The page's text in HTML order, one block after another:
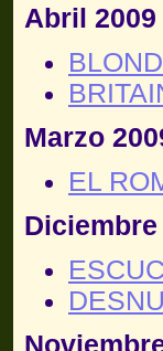
Abril 2009
Marzo
EL
Diciembre